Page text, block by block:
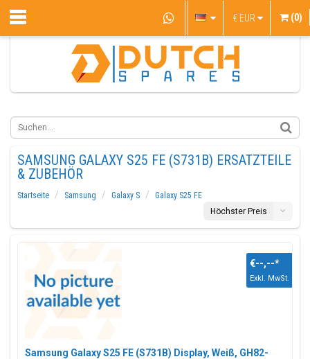
€ EUR (0)
SAMSUNG GALAXY S25 FE (S731B) ERSATZTEILE
& ZUBEHÖR
Startseite Samsung Galaxy S
Galaxy S25 FE
Höchster Preis
Samsung Galaxy S25 FE (S731B) Display, Weiß, GH82-
€--,--*
Exkl. MwSt.